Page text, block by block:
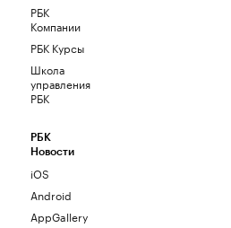
РБК
Компании
РБК Курсы
Школа
управления
РБК
РБК
Новости
iOS
Android
AppGallery